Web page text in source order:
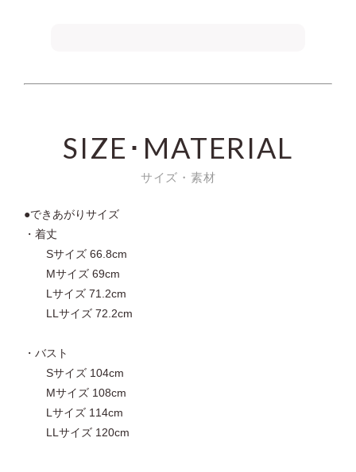
SIZE･MATERIAL
サイズ・素材
●できあがりサイズ
・着丈
Sサイズ 66.8cm
Mサイズ 69cm
Lサイズ 71.2cm
LLサイズ 72.2cm
・バスト
Sサイズ 104cm
Mサイズ 108cm
Lサイズ 114cm
LLサイズ 120cm